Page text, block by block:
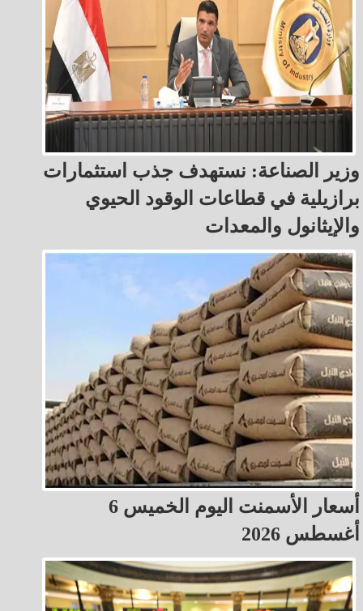
وزير الصناعة: نستهدف جذب استثمارات
برازيلية في قطاعات الوقود الحيوي
والإيثانول والمعدات
أسعار الأسمنت اليوم الخميس 6
أغسطس 2026